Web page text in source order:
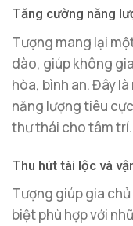
Tăng cường năng
Tượng mang lại
dào, giúp không
hòa, bình an. Đây
năng lượng tiêu
thư thái cho tâm trí.
Thu hút tài lộc và
Tượng giúp gia
biệt phù hợp với